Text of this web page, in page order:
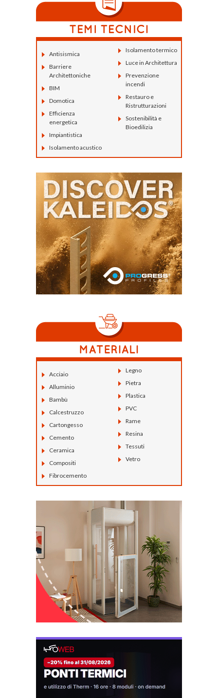
Antisismica
Barriere
Architettoniche
BIM
Domotica
Efficienza
energetica
Impiantistica
Isolamento acustico
Isolamento termico
Luce in Architettura
Prevenzione
incendi
Restauro e
Ristrutturazioni
Sostenibilità e
Bioedilizia
Acciaio
Alluminio
Bambù
Calcestruzzo
Cartongesso
Cemento
Ceramica
Compositi
Fibrocemento
Legno
Pietra
Plastica
PVC
Rame
Resina
Tessuti
Vetro